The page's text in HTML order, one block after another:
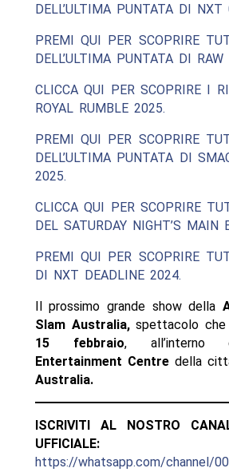
DELL’ULTIMA PUNTATA DI
PREMI QUI PER SCOPRIRE
DELL’ULTIMA PUNTATA DI
CLICCA QUI PER SCOPRIRE I
ROYAL RUMBLE 2025.
PREMI QUI PER SCOPRIRE
DELL’ULTIMA PUNTATA DI
2025.
CLICCA QUI PER SCOPRIRE
DEL SATURDAY NIGHT’S MAIN
PREMI QUI PER SCOPRIRE
DI NXT DEADLINE 2024.
Il prossimo grande show della
Slam Australia,spettacolo
15 febbraio,
Entertainment Centredella
Australia.
ISCRIVITI AL NOSTRO
UFFICIALE:
https://whatsapp.com/channel/